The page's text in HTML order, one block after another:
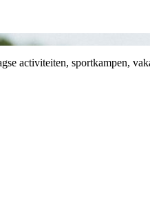
activiteiten, sportkampen,